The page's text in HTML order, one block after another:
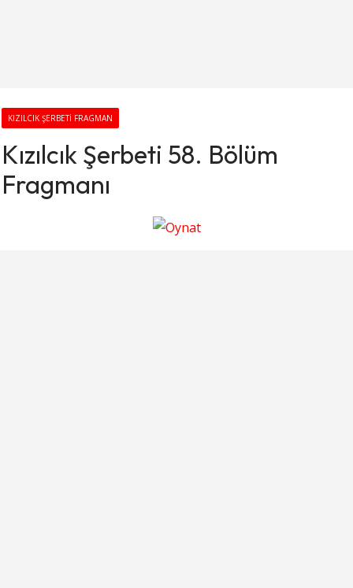
KIZILCIK ŞERBETI FRAGMAN
Kızılcık Şerbeti 58. Bölüm
Fragmanı